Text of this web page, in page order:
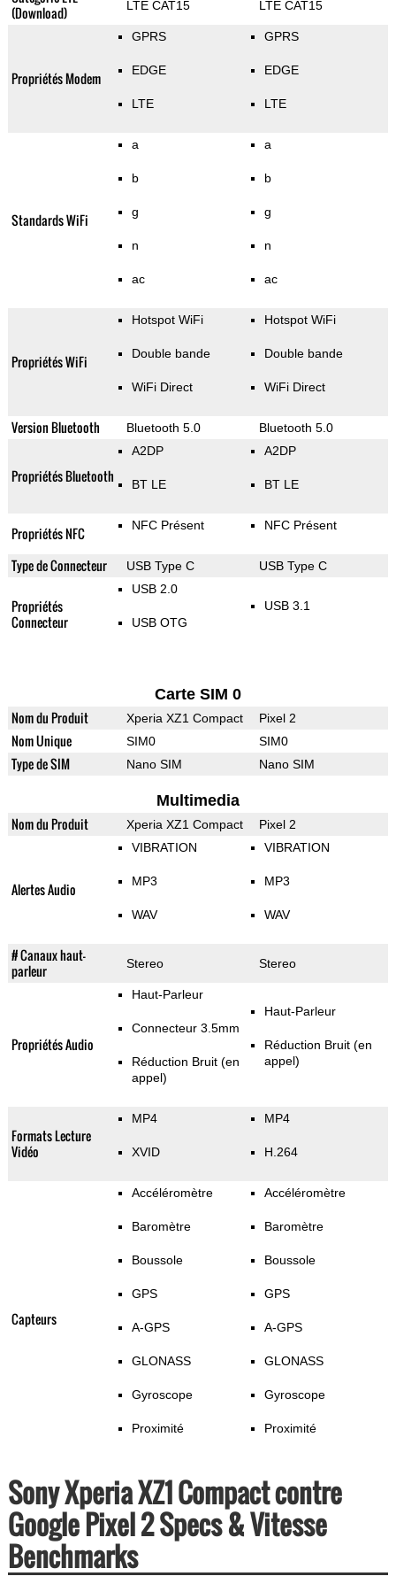
(Download)
LTE CAT15 LTE CAT15
Propriétés Modem
GPRS
EDGE
LTE
GPRS
EDGE
LTE
Standards WiFi
a
b
g
n
ac
a
b
g
n
ac
Propriétés WiFi
Hotspot WiFi
Double bande
WiFi Direct
Hotspot WiFi
Double bande
WiFi Direct
Version Bluetooth Bluetooth 5.0 Bluetooth 5.0
Propriétés Bluetooth
A2DP
BT LE
A2DP
BT LE
Propriétés NFC NFC Présent NFC Présent
Type de Connecteur USB Type C USB Type C
Propriétés
Connecteur
USB 2.0
USB OTG
USB 3.1
Carte SIM 0
Nom du Produit Xperia XZ1 Compact Pixel 2
Nom Unique SIM0 SIM0
Type de SIM Nano SIM Nano SIM
Multimedia
Nom du Produit Xperia XZ1 Compact Pixel 2
Alertes Audio
VIBRATION
MP3
WAV
VIBRATION
MP3
WAV
# Canaux haut-
parleur
Stereo Stereo
Propriétés Audio
Haut-Parleur
Connecteur 3.5mm
Réduction Bruit (en
appel)
Haut-Parleur
Réduction Bruit (en
appel)
Formats Lecture
Vidéo
MP4
XVID
MP4
H.264
Capteurs
Accéléromètre
Baromètre
Boussole
GPS
A-GPS
GLONASS
Gyroscope
Proximité
Accéléromètre
Baromètre
Boussole
GPS
A-GPS
GLONASS
Gyroscope
Proximité
Sony Xperia XZ1 Compact contre
Google Pixel 2 Specs & Vitesse
Benchmarks